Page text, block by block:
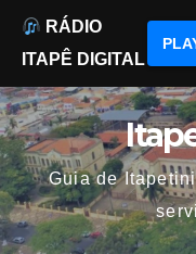
to
content
Guia de
RÁDIO
ITAPÊ DIGITAL